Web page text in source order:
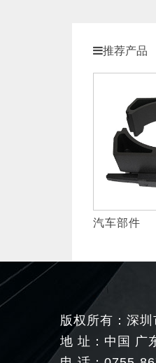
推荐产品
汽车部件
版权所有：深
地 址：中国 广